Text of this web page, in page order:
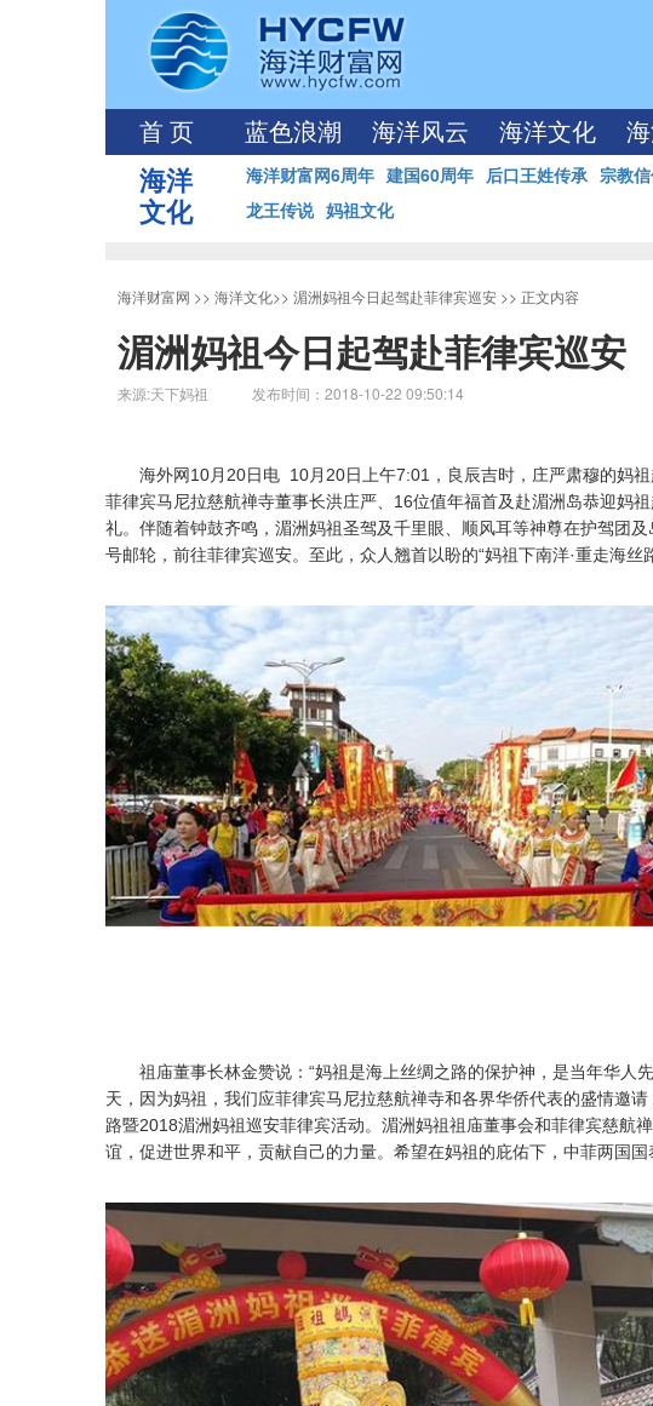
首 页 蓝色浪潮 海洋风云 海洋文化
海洋
文化
海洋财富网6周年 建国60周年 后口王姓传承 宗教
龙王传说 妈祖文化
海洋财富网 >> 海洋文化>> 湄洲妈祖今日起驾赴菲律宾巡安 >> 正文内容
湄洲妈祖今日起驾赴菲律宾巡安
来源:天下妈祖 发布时间：2018-10-22 09:50:14
海外网10月20日电 10月20日上午7:01，良辰吉时，庄严肃穆的妈祖
菲律宾马尼拉慈航禅寺董事长洪庄严、16位值年福首及赴湄洲岛恭迎妈
礼。伴随着钟鼓齐鸣，湄洲妈祖圣驾及千里眼、顺风耳等神尊在护驾团
号邮轮，前往菲律宾巡安。至此，众人翘首以盼的“妈祖下南洋·重走海
祖庙董事长林金赞说：“妈祖是海上丝绸之路的保护神，是当年华人
天，因为妈祖，我们应菲律宾马尼拉慈航禅寺和各界华侨代表的盛情邀
路暨2018湄洲妈祖巡安菲律宾活动。湄洲妈祖祖庙董事会和菲律宾慈航
谊，促进世界和平，贡献自己的力量。希望在妈祖的庇佑下，中菲两国国